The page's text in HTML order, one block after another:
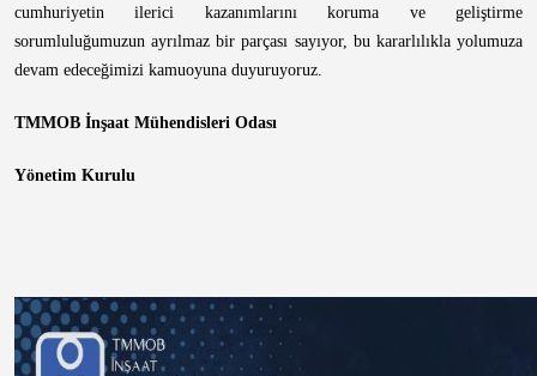
cumhuriyetin ilerici kazanımlarını koruma ve geliştirme
sorumluluğumuzun ayrılmaz bir parçası sayıyor, bu kararlılıkla yolumuza
devam edeceğimizi kamuoyuna duyuruyoruz.
TMMOB İnşaat Mühendisleri Odası
Yönetim Kurulu